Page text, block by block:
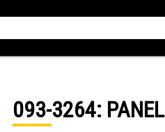
093-3264: PANEL